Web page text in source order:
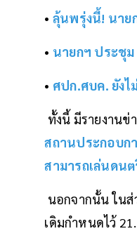
• ลุ้นพรุ่งนี้! นาย
• นายกฯ ประชุม
• ศปก.ศบค. ยังไ
ทั้งนี้ มีรายงานข่
สถานประกอบก
สามารถเล่นดน
นอกจากนั้น ใน
เดิมกำหนดไว้